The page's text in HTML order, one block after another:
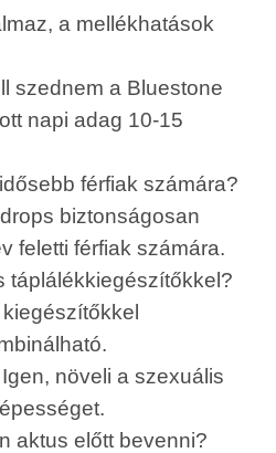
a mellékhatások
szednem a Bluestone
napi adag 10-15
férfiak számára?
biztonságosan
feletti férfiak számára.
táplálékkiegészítőkkel?
növeli a szexuális
aktus előtt bevenni?